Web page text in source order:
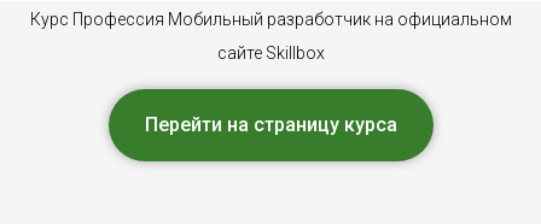
Курс Профессия Мобильный разработчик на официальном
сайте Skillbox
Перейти на страницу курса